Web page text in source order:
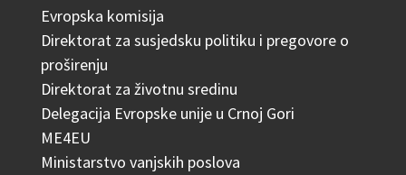
Evropska komisija
Direktorat za susjedsku politiku i pregovore o
proširenju
Direktorat za životnu sredinu
Delegacija Evropske unije u Crnoj Gori
ME4EU
Ministarstvo vanjskih poslova